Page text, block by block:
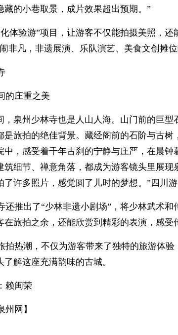
藏的小巷取景，成片效果超出预期。”
体验游”项目，让游客不仅能拍摄美照，
非凡，非遗展演、乐队演艺、美食文创摊位
的庄重之美
，泉州少林寺也是人山人海。山门前的巨
是旅拍的绝佳背景。藏经阁前的石阶与古
中，感受着千年古刹的宁静与庄严，在晨
筑细节、禅意角落，都成为游客镜头里展
了许多照片，感觉圆了儿时的梦想。”四川游
还推出了“少林非遗小剧场”，将少林武术
在旅拍之余，还能欣赏到精彩的表演，感受
拍热潮，不仅为游客带来了独特的旅游体
解这座充满韵味的古城。
赖闽荣
州网】